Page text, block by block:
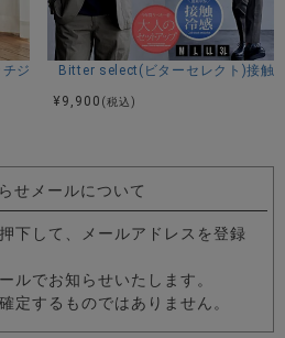
ジョッパーパンツ/全4色
Bitter select(ビターセレクト)接触
¥ 9,900 (税込)
せメールについて
下して、メールアドレスを登録
ルでお知らせいたします。
定するものではありません。